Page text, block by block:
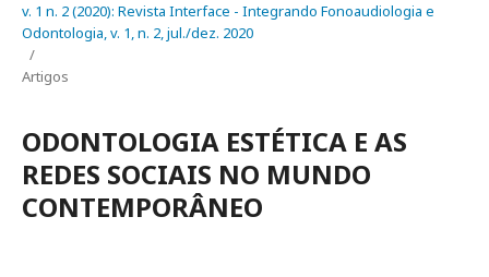
v. 1 n. 2 (2020): Revista Interface - Integrando Fonoaudiologia e
Odontologia, v. 1, n. 2, jul./dez. 2020
/
Artigos
ODONTOLOGIA ESTÉTICA E AS
REDES SOCIAIS NO MUNDO
CONTEMPORÂNEO